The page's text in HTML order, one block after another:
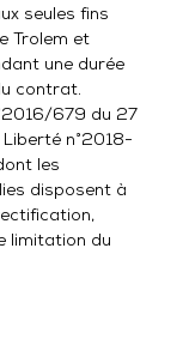
seules fins
Trolem et
une durée
contrat.
679 du 27
n°2018-
les
disposent à
limitation du